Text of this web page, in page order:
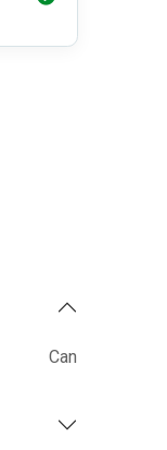
Can